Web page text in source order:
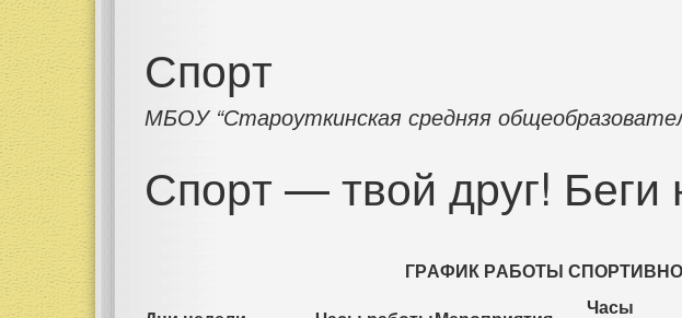
Спорт
МБОУ “Староуткинская средняя
Спорт — твой друг! Беги
ГРАФИКРАБОТЫ
Часы